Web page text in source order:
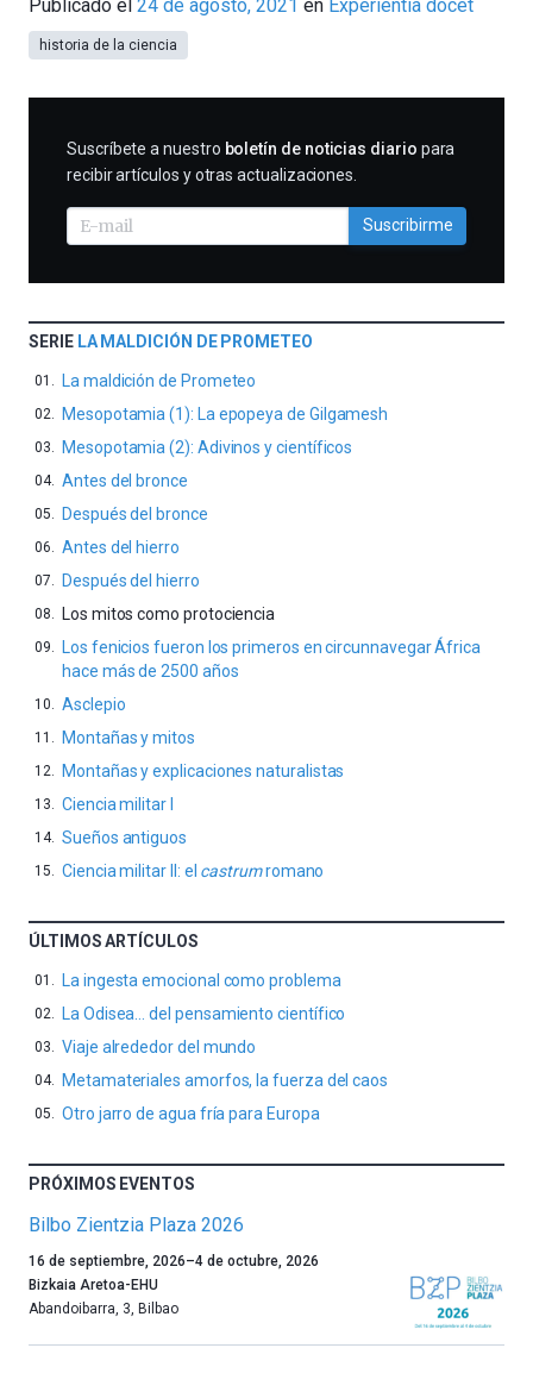
Tomé
Publicado el 24 de agosto, 2021 en Experientia docet
historia de la ciencia
SUSCRIBIRME
Suscríbete a nuestro boletín de noticias diario para
recibir artículos y otras actualizaciones.
Suscribirme
SERIE LA MALDICIÓN DE PROMETEO
La maldición de Prometeo
Mesopotamia (1): La epopeya de Gilgamesh
Mesopotamia (2): Adivinos y científicos
Antes del bronce
Después del bronce
Antes del hierro
Después del hierro
Los mitos como protociencia
Los fenicios fueron los primeros en circunnavegar África
hace más de 2500 años
Asclepio
Montañas y mitos
Montañas y explicaciones naturalistas
Ciencia militar I
Sueños antiguos
Ciencia militar II: el castrumromano
ÚLTIMOS ARTÍCULOS
La ingesta emocional como problema
La Odisea… del pensamiento científico
Viaje alrededor del mundo
Metamateriales amorfos, la fuerza del caos
Otro jarro de agua fría para Europa
PRÓXIMOS EVENTOS
Bilbo Zientzia Plaza 2026
Un
año
más,
16 de septiembre, 2026–4 de octubre, 2026
Bizkaia Aretoa-EHU
Abandoibarra, 3 Bilbao